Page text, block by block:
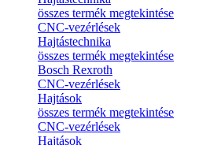
összes termék megtekintése
CNC-vezérlések
Hajtástechnika
összes termék megtekintése
Bosch Rexroth
CNC-vezérlések
Hajtások
összes termék megtekintése
CNC-vezérlések
Hajtások